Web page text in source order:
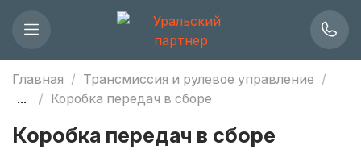
Главная
Трансмиссия и рулевое управление
...
Коробка передач в сборе
Коробка передач в сборе